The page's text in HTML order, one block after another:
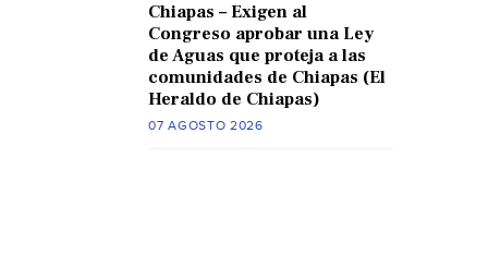
Chiapas – Exigen al
Congreso aprobar una Ley
de Aguas que proteja a las
comunidades de Chiapas (El
Heraldo de Chiapas)
07 AGOSTO 2026